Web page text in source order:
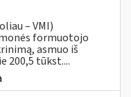
– VMI)
formuotojo
asmuo iš
200,5 tūkst....